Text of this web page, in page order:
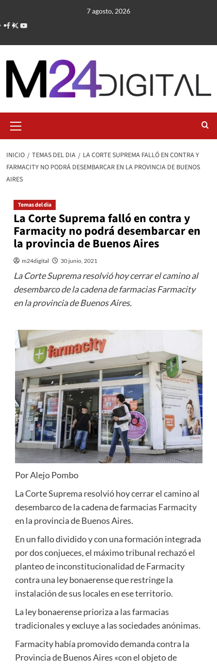
contenido
7 agosto, 2026
primario
INICIO TEMAS DEL DIA
LA CORTE SUPREMA FALLÓ EN CONTRA Y
FARMACITY NO PODRÁ DESEMBARCAR EN LA PROVINCIA DE BUENOS
AIRES
Temas del dia
La Corte Suprema falló en contra y
Farmacity no podrá desembarcar en
la provincia de Buenos Aires
m24digital 30 junio, 2021
La Corte Suprema resolvió hoy cerrar el camino al
desembarco de la cadena de farmacias Farmacity
en la provincia de Buenos Aires.
Por Alejo Pombo
La Corte Suprema resolvió hoy cerrar el camino al
desembarco de la cadena de farmacias Farmacity
en la provincia de Buenos Aires.
En un fallo dividido y con una formación integrada
por dos conjueces, el máximo tribunal rechazó el
planteo de inconstitucionalidad de Farmacity
contra una ley bonaerense que restringe la
instalación de sus locales en ese territorio.
La ley bonaerense prioriza a las farmacias
tradicionales y excluye a las sociedades anónimas.
Farmacity había promovido demanda contra la
Provincia de Buenos Aires «con el objeto de